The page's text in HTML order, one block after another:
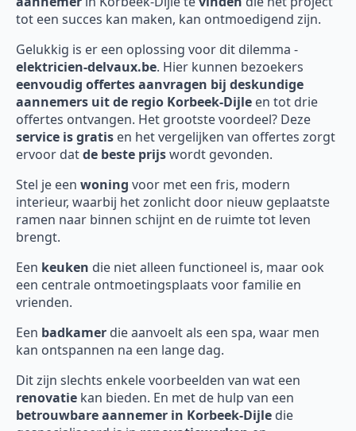
tot een succes kan maken, kan ontmoedigend zijn.
Gelukkig is er een oplossing voor dit dilemma -
elektricien-delvaux.be. Hier kunnen bezoekers
eenvoudig offertes aanvragen bij deskundige
aannemers uit de regio Korbeek-Dijle en tot drie
offertes ontvangen. Het grootste voordeel? Deze
service is gratis en het vergelijken van offertes zorgt
ervoor datde beste prijswordt gevonden.
Stel je een woning voor met een fris, modern
interieur, waarbij het zonlicht door nieuw geplaatste
ramen naar binnen schijnt en de ruimte tot leven
brengt.
Een keuken die niet alleen functioneel is, maar ook
een centrale ontmoetingsplaats voor familie en
vrienden.
Een badkamer die aanvoelt als een spa, waar men
kan ontspannen na een lange dag.
Dit zijn slechts enkele voorbeelden van wat een
renovatie kan bieden. En met de hulp van een
betrouwbare aannemer in Korbeek-Dijle die